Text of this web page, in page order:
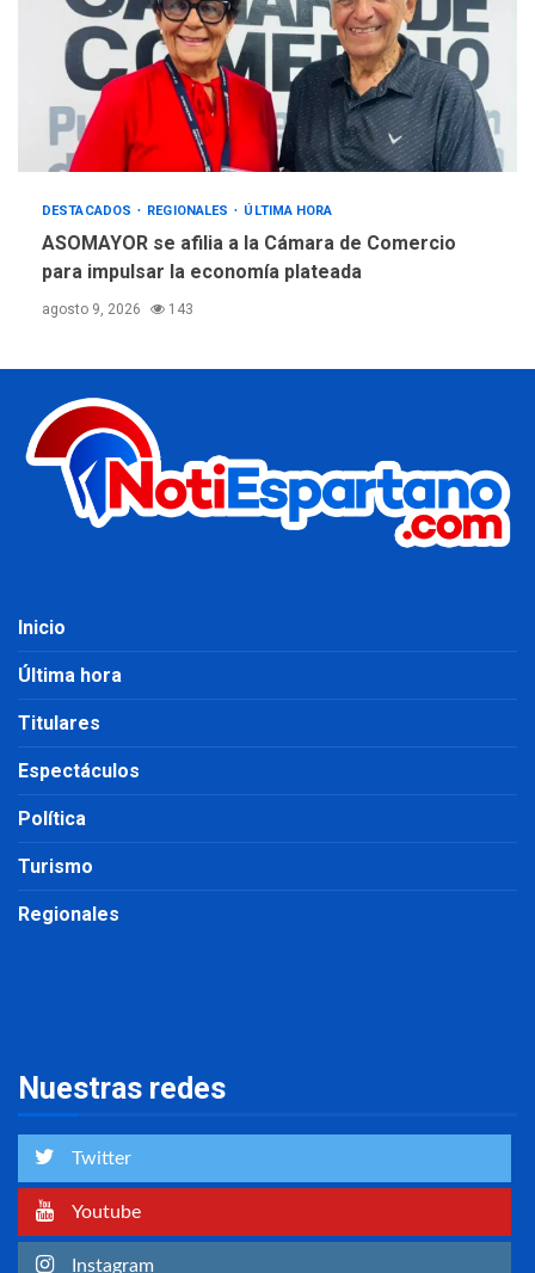
DESTACADOS REGIONALES ÚLTIMA HORA
ASOMAYOR se afilia a la Cámara de Comercio
para impulsar la economía plateada
agosto 9, 2026 143
Inicio
Última hora
Titulares
Espectáculos
Política
Turismo
Regionales
Nuestras redes
Twitter
Youtube
Instagram